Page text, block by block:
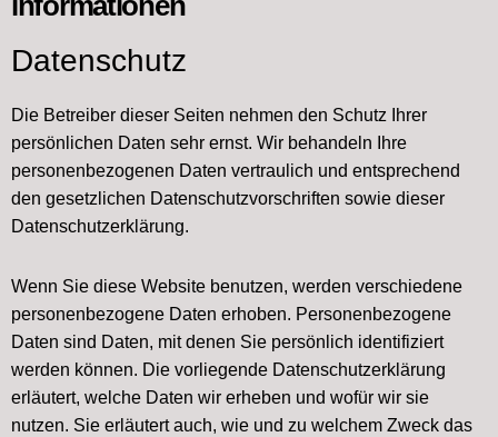
Datenschutz
Die Betreiber dieser Seiten nehmen den Schutz Ihrer
persönlichen Daten sehr ernst. Wir behandeln Ihre
personenbezogenen Daten vertraulich und entsprechend
den gesetzlichen Datenschutzvorschriften sowie dieser
Datenschutzerklärung.
Wenn Sie diese Website benutzen, werden verschiedene
personenbezogene Daten erhoben. Personenbezogene
Daten sind Daten, mit denen Sie persönlich identifiziert
werden können. Die vorliegende Datenschutzerklärung
erläutert, welche Daten wir erheben und wofür wir sie
nutzen. Sie erläutert auch, wie und zu welchem Zweck das